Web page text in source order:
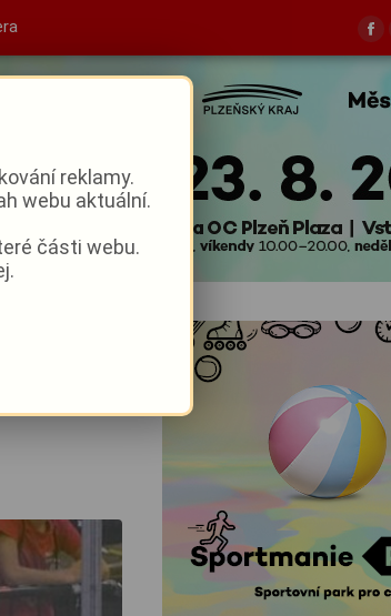
reklamy.
webu aktuální.
části webu.